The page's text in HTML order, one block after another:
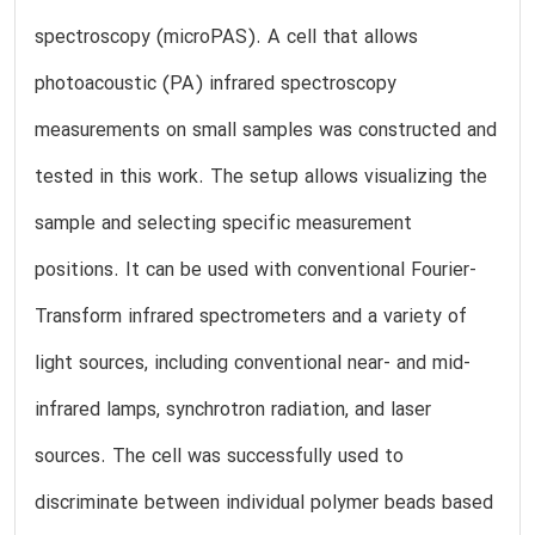
spectroscopy (microPAS). A cell that allows
photoacoustic (PA) infrared spectroscopy
measurements on small samples was constructed and
tested in this work. The setup allows visualizing the
sample and selecting specific measurement
positions. It can be used with conventional Fourier-
Transform infrared spectrometers and a variety of
light sources, including conventional near- and mid-
infrared lamps, synchrotron radiation, and laser
sources. The cell was successfully used to
discriminate between individual polymer beads based